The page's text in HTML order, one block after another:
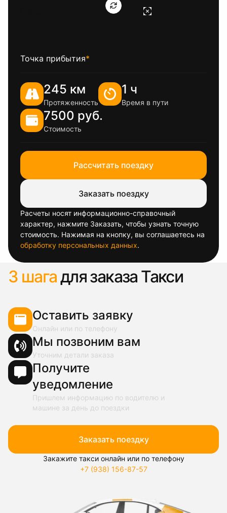
Точка прибытия*
245 км
Протяженность
1 ч
Время в пути
7500 руб.
Стоимость
Рассчитать поездку
Заказать поездку
Расчеты носят информационно-справочный
характер, нажмите Заказать, чтобы узнать точную
стоимость. Нажимая на кнопку, вы соглашаетесь на
обработку персональных данных.
3 шагадля заказа Такси
Оставить заявку
Онлайн или по телефону
Мы позвоним вам
Уточним детали заказа
Получите
уведомление
Пришлем информацию по водителю и
машине за день до поездки
Заказать поездку
Закажите такси онлайн или по телефону
+7 (938) 156-87-57